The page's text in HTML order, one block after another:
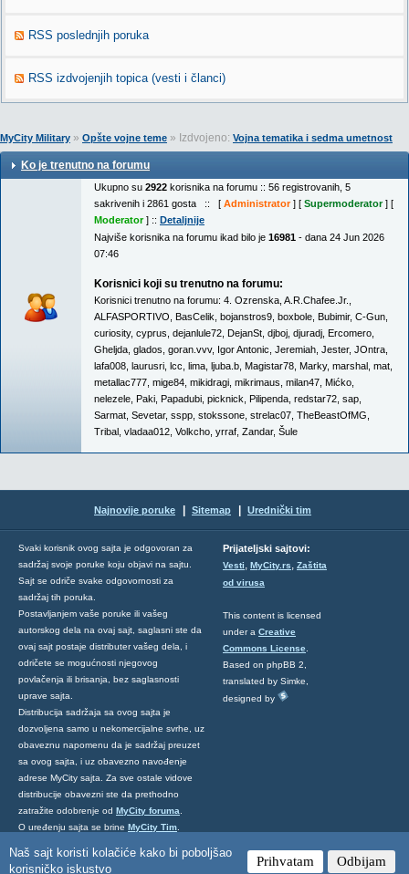
Naš sajt koristi kolačiće kako bi poboljšao
korisničko iskustvo
Prihvatam Odbijam
RSS poslednjih poruka
RSS izdvojenjih topica (vesti i članci)
MyCity Military » Opšte vojne teme » Izdvojeno: Vojna tematika i sedma umetnost
Ko je trenutno na forumu
Ukupno su 2922 korisnika na forumu :: 56 registrovanih, 5
sakrivenih i 2861 gosta :: [ Administrator] [ Supermoderator] [
Moderator] :: Detaljnije
Najviše korisnika na forumu ikad bilo je 16981 - dana 24 Jun 2026
07:46
Korisnici koji su trenutno na forumu:
Korisnici trenutno na forumu: 4. Ozrenska A.R.Chafee.Jr.
ALFASPORTIVO BasCelik bojanstros9 boxbole Bubimir, C-Gun
curiosity, cyprus dejanlule72 DejanSt djboj djuradj Ercomero
Gheljda glados goran.vvv, Igor Antonic Jeremiah Jester, JOntra
lafa008 laurusri lcc lima ljuba.b Magistar78 Marky, marshal mat
metallac777 mige84 mikidragi mikrimaus milan47 Mićko
nelezele Paki Papadubi picknick Pilipenda redstar72 sap
Sarmat Sevetar, sspp stokssone strelac07 TheBeastOfMG
Tribal vladaa012 Volkcho yrraf Zandar, Šule
Najnovije poruke Sitemap Urednički tim
Svaki korisnik ovog sajta je odgovoran za
sadržaj svoje poruke koju objavi na sajtu.
Sajt se odriče svake odgovornosti za
sadržaj tih poruka.
Postavljanjem vaše poruke ili vašeg
autorskog dela na ovaj sajt, saglasni ste da
ovaj sajt postaje distributer vašeg dela, i
odričete se mogućnosti njegovog
povlačenja ili brisanja, bez saglasnosti
uprave sajta.
Distribucija sadržaja sa ovog sajta je
dozvoljena samo u nekomercijalne svrhe, uz
obaveznu napomenu da je sadržaj preuzet
sa ovog sajta, i uz obavezno navođenje
adrese MyCity sajta. Za sve ostale vidove
distribucije obavezni ste da prethodno
zatražite odobrenje od MyCity foruma
O uređenju sajta se brine MyCity Tim
ovde.
Prijateljski sajtovi:
Vesti, MyCity.rs, Zaštita
od virusa
This content is licensed
under a Creative
Commons License
Based on phpBB 2,
translated by Simke,
designed by